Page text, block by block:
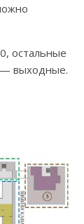
остальные
— выходные.